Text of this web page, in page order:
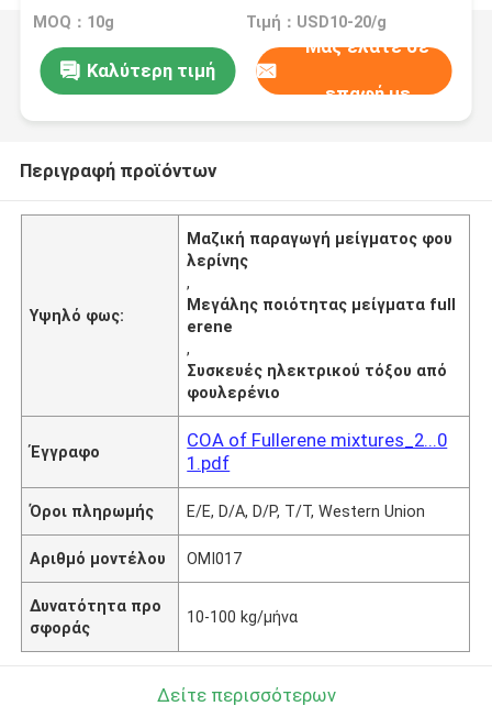
MOQ：10g Τιμή：USD10-20/g
Καλύτερη τιμή
Μας ελάτε σε
επαφή με
Περιγραφή προϊόντων
Υψηλό φως:
Μαζική παραγωγή μείγματος φου
λερίνης
,
Μεγάλης ποιότητας μείγματα full
erene
,
Συσκευές ηλεκτρικού τόξου από
φουλερένιο
Έγγραφο
COA of Fullerene mixtures_2...0
1.pdf
Όροι πληρωμής Ε/Ε, D/A, D/P, T/T, Western Union
Αριθμό μοντέλου ΟΜΙ017
Δυνατότητα προ
σφοράς
10-100 kg/μήνα
Δείτε περισσότερων